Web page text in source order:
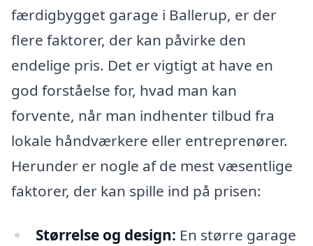
færdigbygget garage i Ballerup, er der
flere faktorer, der kan påvirke den
endelige pris. Det er vigtigt at have en
god forståelse for, hvad man kan
forvente, når man indhenter tilbud fra
lokale håndværkere eller entreprenører.
Herunder er nogle af de mest væsentlige
faktorer, der kan spille ind på prisen:
Størrelse og design: En større garage